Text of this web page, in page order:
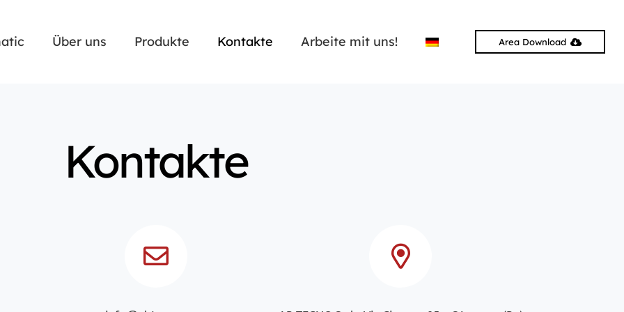
Über uns Produkte Kontakte Arbeite mit uns! Area Download
Kontakte